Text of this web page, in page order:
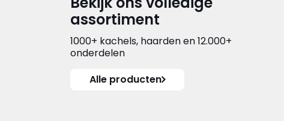
assortiment
1000+ kachels, haarden en 12.000+
onderdelen
Alle producten